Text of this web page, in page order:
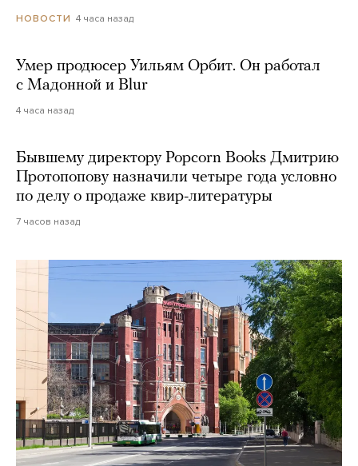
НОВОСТИ 4 часа назад
Умер продюсер Уильям Орбит. Он работал
с Мадонной и Blur
4 часа назад
Бывшему директору Popcorn Books Дмитрию
Протопопову назначили четыре года условно
по делу о продаже квир-литературы
7 часов назад